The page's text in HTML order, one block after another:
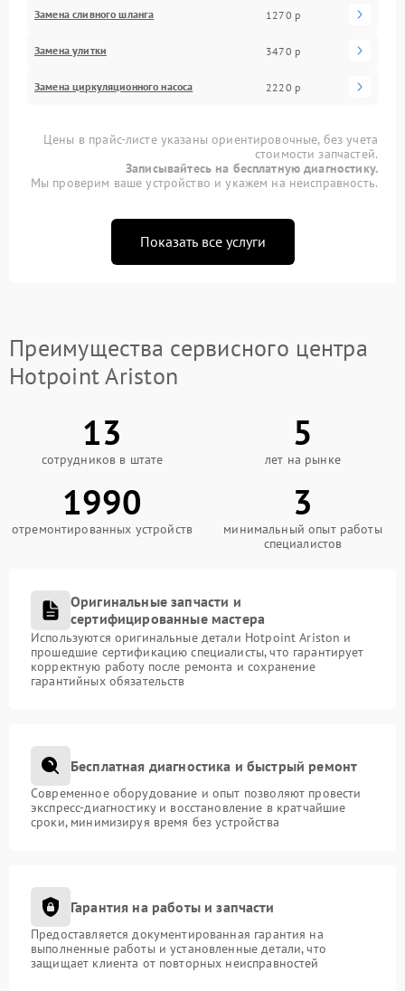
Замена сливного шланга 1270 р
Замена улитки 3470 р
Замена циркуляционного насоса 2220 р
Цены в прайс-листе указаны ориентировочные, без учета
стоимости запчастей.
Записывайтесь на бесплатную диагностику.
Мы проверим ваше устройство и укажем на неисправность.
Показать все услуги
Преимущества сервисного центра
Hotpoint Ariston
13
сотрудников в штате
5
лет на рынке
1990
отремонтированных устройств
3
минимальный опыт работы
специалистов
Оригинальные запчасти и
сертифицированные мастера
Используются оригинальные детали Hotpoint Ariston и
прошедшие сертификацию специалисты, что гарантирует
корректную работу после ремонта и сохранение
гарантийных обязательств
Бесплатная диагностика и быстрый ремонт
Современное оборудование и опыт позволяют провести
экспресс-диагностику и восстановление в кратчайшие
сроки, минимизируя время без устройства
Гарантия на работы и запчасти
Предоставляется документированная гарантия на
выполненные работы и установленные детали, что
защищает клиента от повторных неисправностей